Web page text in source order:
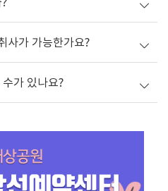
사가 가능한가요?
가 있나요?